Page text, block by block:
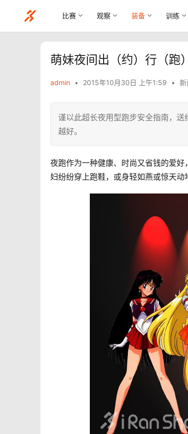
比赛 观察 装备 训练
萌妹夜间出（约）行（跑
admin • 2015年10月30日 上午1:59 • 新
谨以此超长夜用型跑步安全指南，
越好。
夜跑作为一种健康、时尚又省钱的爱
妇纷纷穿上跑鞋，或身轻如燕或惊天动